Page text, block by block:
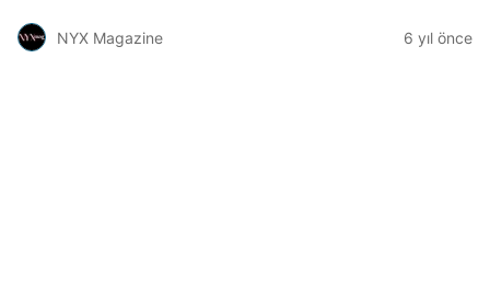
NYX Magazine 6 yıl önce